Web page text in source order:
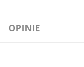
OPINIE